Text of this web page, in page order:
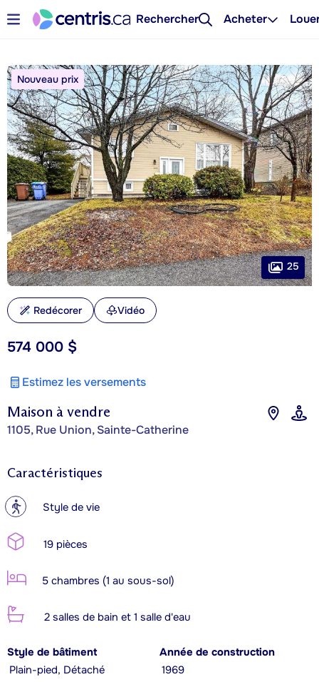
Rechercher Acheter
Maison à vendre
1105, Rue Union, Sainte-Catherine
574 000 $
Estimez les versements
Nouveau prix
25
Redécorer Vidéo
Caractéristiques
? Style de vie
19 pièces
5 chambres (1 au sous-sol)
2 salles de bain et 1 salle d'eau
Style de bâtiment
Plain-pied, Détaché
Année de construction
1969